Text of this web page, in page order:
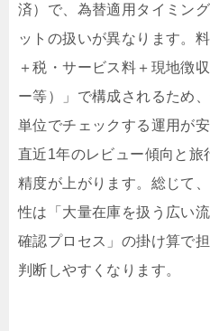
済）で、為替適用タイミン
ットの扱いが異なります。
＋税・サービス料＋現地徴
ー等）」で構成されるため
単位でチェックする運用が
直近1年のレビュー傾向と旅
精度が上がります。総じて
性は「大量在庫を扱う広い
確認プロセス」の掛け算で
判断しやすくなります。